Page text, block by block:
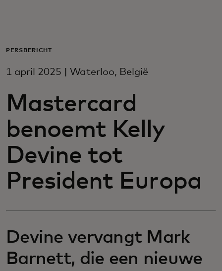
Voor bedrijven
Voor innovators
Nieuws en trends
PERSBERICHT
1 april 2025 | Waterloo, België
Mastercard
benoemt Kelly
Devine tot
President Europa
Devine vervangt Mark
Barnett, die een nieuwe